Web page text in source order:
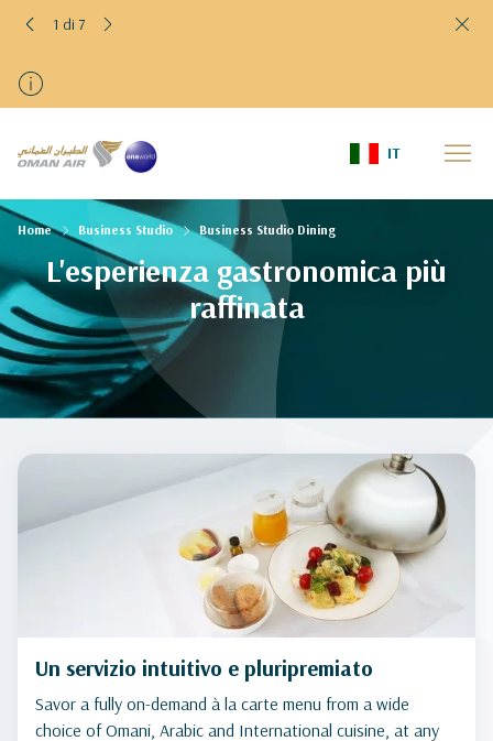
1 di 7
IT
L'esperienza gastronomica più
raffinata
Home Business Studio Business Studio Dining
Un servizio intuitivo e pluripremiato
Savor a fully on-demand à la carte menu from a wide
choice of Omani, Arabic and International cuisine, at any